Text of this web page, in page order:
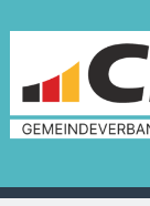
Inhalt